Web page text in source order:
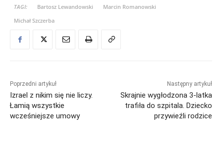
TAGI:
Bartosz Lewandowski
Marcin Romanowski
Michał Szczerba
Poprzedni artykuł
Izrael z nikim się nie liczy.
Łamią wszystkie
wcześniejsze umowy
Następny artykuł
Skrajnie wygłodzona 3-latka
trafiła do szpitala. Dziecko
przywieźli rodzice